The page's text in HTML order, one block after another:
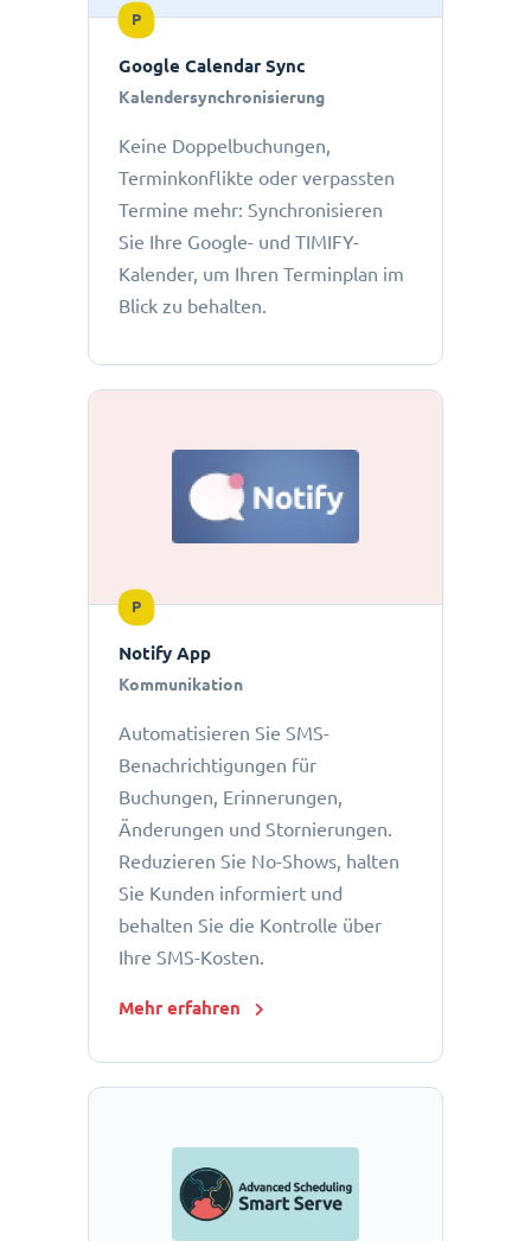
P
Google Calendar Sync
Kalendersynchronisierung
Keine Doppelbuchungen,
Terminkonflikte oder verpassten
Termine mehr: Synchronisieren
Sie Ihre Google- und TIMIFY-
Kalender, um Ihren Terminplan im
Blick zu behalten.
P
Notify App
Kommunikation
Automatisieren Sie SMS-
Benachrichtigungen für
Buchungen, Erinnerungen,
Änderungen und Stornierungen.
Reduzieren Sie No-Shows, halten
Sie Kunden informiert und
behalten Sie die Kontrolle über
Ihre SMS-Kosten.
Mehr erfahren